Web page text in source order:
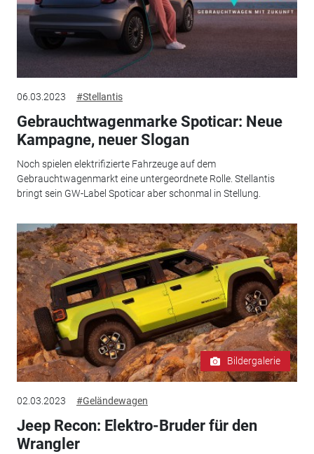
06.03.2023 #Stellantis
Gebrauchtwagenmarke Spoticar: Neue
Kampagne, neuer Slogan
Noch spielen elektrifizierte Fahrzeuge auf dem
Gebrauchtwagenmarkt eine untergeordnete Rolle. Stellantis
bringt sein GW-Label Spoticar aber schonmal in Stellung.
Bildergalerie
02.03.2023 #Geländewagen
Jeep Recon: Elektro-Bruder für den
Wrangler